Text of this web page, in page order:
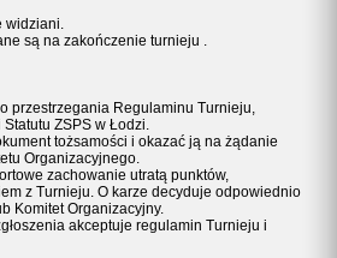
widziani.
są na zakończenie turnieju .
przestrzegania Regulaminu Turnieju,
ZSPS w Łodzi.
tożsamości i okazać ją na żądanie
Organizacyjnego.
zachowanie utratą punktów,
z Turnieju. O karze decyduje odpowiednio
Komitet Organizacyjny.
akceptuje regulamin Turnieju i